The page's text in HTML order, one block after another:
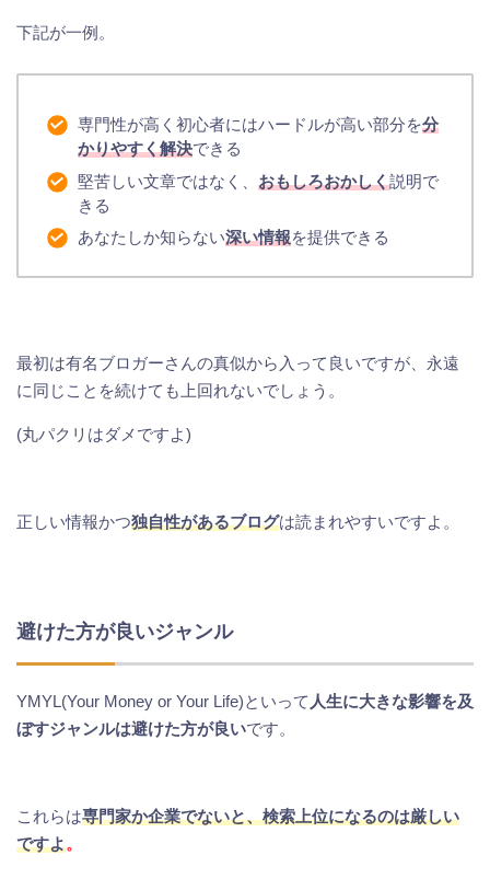
下記が一例。
専門性が高く初心者にはハードルが高い部分を分
かりやすく解決できる
堅苦しい文章ではなく、 おもしろおかしく説明で
きる
あなたしか知らない深い情報を提供できる
最初は有名ブロガーさんの真似から入って良いですが、永遠
に同じことを続けても上回れないでしょう。
(丸パクリはダメですよ)
正しい情報かつ独自性があるブログは読まれやすいですよ。
避けた方が良いジャンル
YMYL(Your Money or Your Life)といって 人生に大きな影響を及
ぼすジャンルは避けた方が良いです。
これらは専門家か企業でないと、検索上位になるのは厳しい
ですよ。